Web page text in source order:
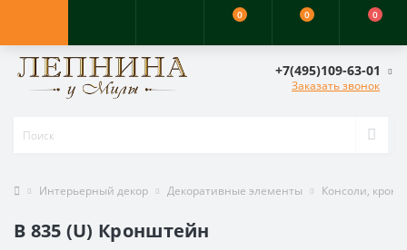
0 0 0
+7(495)109-63-01
Заказать звонок
Интерьерный декор Декоративные элементы Консоли,
B 835 (U) Кронштейн